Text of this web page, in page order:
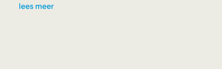
lees meer